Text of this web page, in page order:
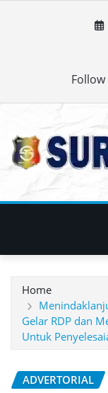
Follow
Home
Gelar RDP dan
Untuk
ADVERTORIAL